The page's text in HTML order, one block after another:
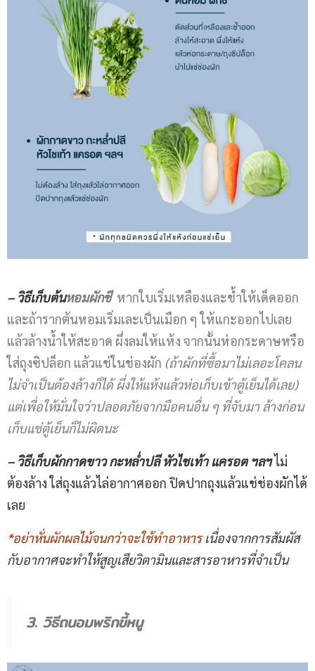
– วิธีเก็บต้นหอมผักชี หากใบเริ่มเหลืองและช้ำให้เด็ดออก
และถ้ารากต้นหอมเริ่มเละเป็นเมือก ๆ ให้แกะออกไปเลย
แล้วล้างน้ำให้สะอาด ผึ่งลมให้แห้ง จากนั้นห่อกระดาษหรือ
ใส่ถุงซิปล็อก แล้วแช่ในช่องผัก (ถ้าผักที่ซื้อมาไม่เลอะโคลน
ไม่จำเป็นต้องล้างก็ได้ ผึ่งให้แห้งแล้วห่อเก็บเข้าตู้เย็นได้เลย)
แต่เพื่อให้มั่นใจว่าปลอดภัยจากมือคนอื่น ๆ ที่จับมา ล้างก่อน
เก็บแช่ตู้เย็นก็ไม่ผิดนะ
– วิธีเก็บผักกาดขาว กะหล่ำปลี หัวไชเท้า แครอต ฯลฯไม่
ต้องล้าง ใส่ถุงแล้วไล่อากาศออก ปิดปากถุงแล้วแช่ช่องผักได้
เลย
*อย่าหั่นผักผลไม้จนกว่าจะใช้ทำอาหารเนื่องจากการสัมผัส
กับอากาศจะทำให้สูญเสียวิตามินและสารอาหารที่จำเป็น
3. วิธีถนอมพริกขี้หนู